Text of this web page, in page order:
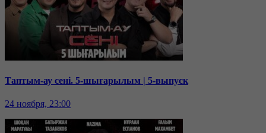
Таптым-ау сені. 5-шығарылым | 5-выпуск
24 ноября, 23:00